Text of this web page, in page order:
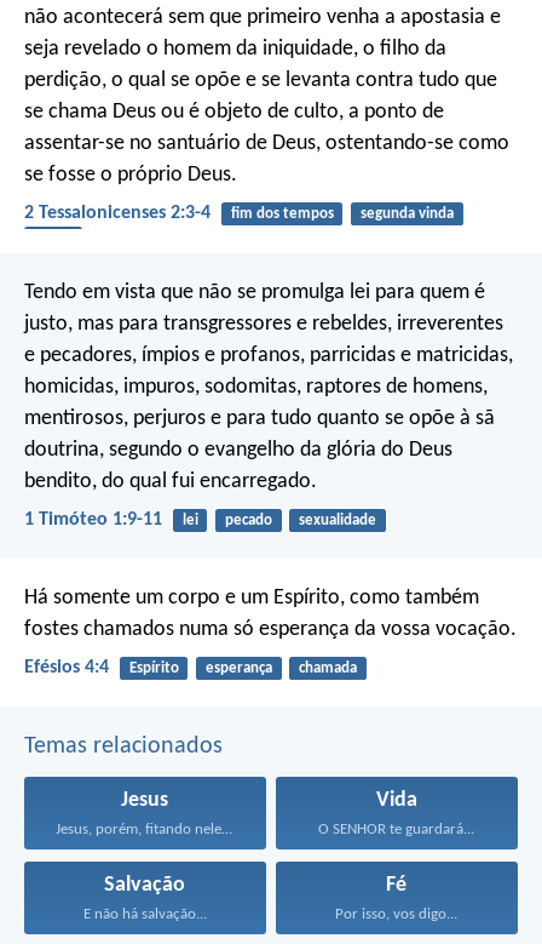
não acontecerá sem que primeiro venha a apostasia e
seja revelado o homem da iniquidade, o filho da
perdição, o qual se opõe e se levanta contra tudo que
se chama Deus ou é objeto de culto, a ponto de
assentar-se no santuário de Deus, ostentando-se como
se fosse o próprio Deus.
2 Tessalonicenses 2:3-4 fim dos tempos
segunda vinda
Tendo em vista que não se promulga lei para quem é
justo, mas para transgressores e rebeldes, irreverentes
e pecadores, ímpios e profanos, parricidas e matricidas,
homicidas, impuros, sodomitas, raptores de homens,
mentirosos, perjuros e para tudo quanto se opõe à sã
doutrina, segundo o evangelho da glória do Deus
bendito, do qual fui encarregado.
1 Timóteo 1:9-11 lei pecado sexualidade
Há somente um corpo e um Espírito, como também
fostes chamados numa só esperança da vossa vocação.
Efésios 4:4 Espírito esperança chamada
Temas relacionados
Jesus
Jesus, porém, fitando neles...
Vida
O SENHOR te guardará...
Salvação
E não há salvação...
Fé
Por isso, vos digo...